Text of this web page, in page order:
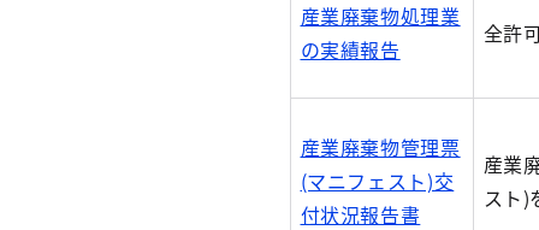
産業廃棄物処理業
の実績報告
全許
産業廃棄物管理票
(マニフェスト)交
付状況報告書
産業
スト)